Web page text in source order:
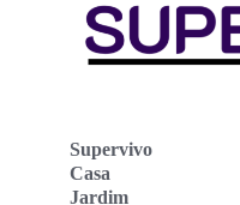
Supervivo
Casa
Jardim